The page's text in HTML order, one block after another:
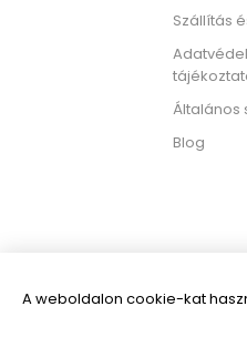
Szállítás
Általános
Blog
A weboldalon cookie-kat